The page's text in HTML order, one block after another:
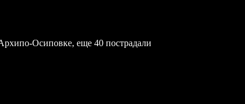
Осиповке, еще 40 пострадали